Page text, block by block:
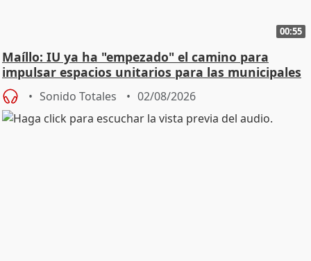
00:55
Maíllo: IU ya ha "empezado" el camino para
impulsar espacios unitarios para las municipales
Sonido Totales 02/08/2026